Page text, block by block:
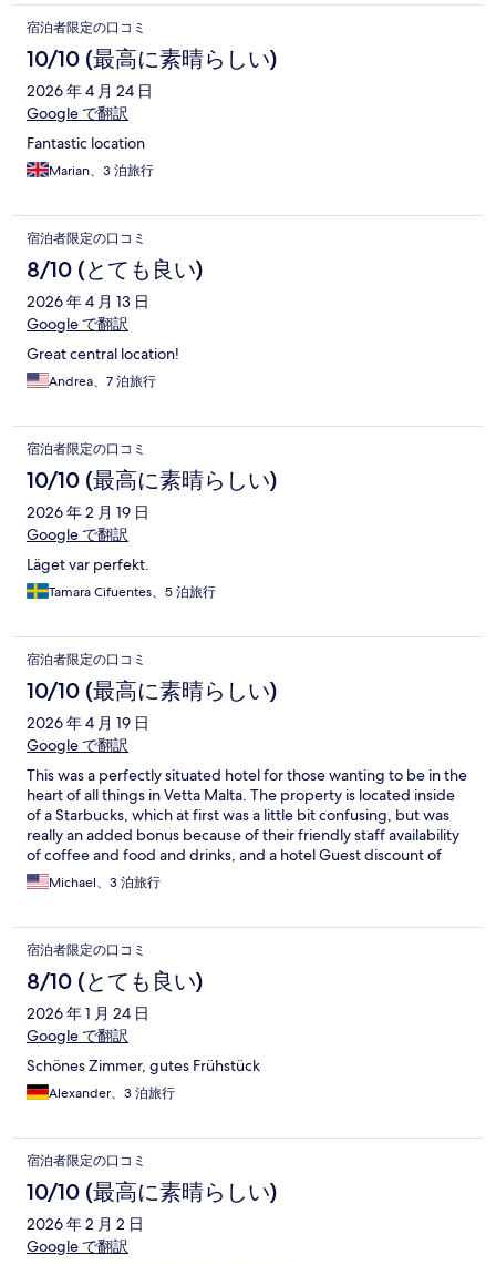
宿泊者限定の口コミ
10/10 (最高に素晴らしい)
2026 年 4 月 24 日
Google で翻訳
Fantastic location
Marian、3 泊旅行
宿泊者限定の口コミ
8/10 (とても良い)
2026 年 4 月 13 日
Google で翻訳
Great central location!
Andrea、7 泊旅行
宿泊者限定の口コミ
10/10 (最高に素晴らしい)
2026 年 2 月 19 日
Google で翻訳
Läget var perfekt.
Tamara Cifuentes、5 泊旅行
宿泊者限定の口コミ
10/10 (最高に素晴らしい)
2026 年 4 月 19 日
Google で翻訳
This was a perfectly situated hotel for those wanting to be in the
heart of all things in Vetta Malta. The property is located inside
of a Starbucks, which at first was a little bit confusing, but was
really an added bonus because of their friendly staff availability
of coffee and food and drinks, and a hotel Guest discount of
10%. Highly recommended would stay here again.
Michael、3 泊旅行
宿泊者限定の口コミ
8/10 (とても良い)
2026 年 1 月 24 日
Google で翻訳
Schönes Zimmer, gutes Frühstück
Alexander、3 泊旅行
宿泊者限定の口コミ
10/10 (最高に素晴らしい)
2026 年 2 月 2 日
Google で翻訳